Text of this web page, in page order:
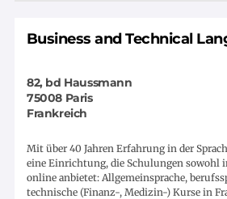
Business and Technical
82, bd Haussmann
75008 Paris
Frankreich
Mit über 40 Jahren Erfahrung in der
eine Einrichtung, die Schulungen sowohl
online anbietet: Allgemeinsprache,
technische (Finanz-, Medizin-) Kurse in